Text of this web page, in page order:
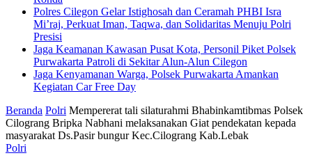
Polres Cilegon Gelar Istighosah dan Ceramah PHBI Isra
Mi’raj, Perkuat Iman, Taqwa, dan Solidaritas Menuju Polri
Presisi
Jaga Keamanan Kawasan Pusat Kota, Personil Piket Polsek
Purwakarta Patroli di Sekitar Alun-Alun Cilegon
Jaga Kenyamanan Warga, Polsek Purwakarta Amankan
Kegiatan Car Free Day
Beranda Polri Mempererat tali silaturahmi Bhabinkamtibmas Polsek
Cilograng Bripka Nabhani melaksanakan Giat pendekatan kepada
masyarakat Ds.Pasir bungur Kec.Cilograng Kab.Lebak
Polri